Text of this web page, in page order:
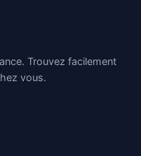
Trouvez facilement
vous.